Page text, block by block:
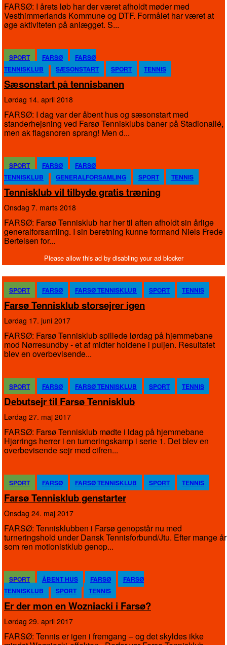
FARSØ: I årets løb har der været afholdt møder med
Vesthimmerlands Kommune og DTF. Formålet har været at
øge aktiviteten på anlægget. S...
SPORT FARSØ
FARSØ
TENNISKLUB
SÆSONSTART SPORT TENNIS
Sæsonstart på tennisbanen
lørdag 14. april 2018
FARSØ: I dag var der åbent hus og sæsonstart med
standerhejsning ved Farsø Tennisklubs baner på Stadionallé,
men ak flagsnoren sprang! Men d...
SPORT FARSØ
FARSØ
TENNISKLUB
GENERALFORSAMLING SPORT TENNIS
Tennisklub vil tilbyde gratis træning
onsdag 7. marts 2018
FARSØ: Farsø Tennisklub har her til aften afholdt sin årlige
generalforsamling. I sin beretning kunne formand Niels Frede
Bertelsen for...
SPORT FARSØ FARSØ TENNISKLUB SPORT TENNIS
Farsø Tennisklub storsejrer igen
lørdag 17. juni 2017
FARSØ: Farsø Tennisklub spillede lørdag på hjemmebane
mod Nørresundby - et af midter holdene i puljen. Resultatet
blev en overbevisende...
SPORT FARSØ FARSØ TENNISKLUB SPORT TENNIS
Debutsejr til Farsø Tennisklub
lørdag 27. maj 2017
FARSØ: Farsø Tennisklub mødte i ldag på hjemmebane
Hjørrings herrer i en turneringskamp i serie 1. Det blev en
overbevisende sejr med cifren...
SPORT FARSØ FARSØ TENNISKLUB SPORT TENNIS
Farsø Tennisklub genstarter
onsdag 24. maj 2017
FARSØ: Tennisklubben i Farsø genopstår nu med
turneringshold under Dansk Tennisforbund/Jtu. Efter mange år
som ren motionistklub genop...
SPORT ÅBENT HUS FARSØ
FARSØ
TENNISKLUB
SPORT TENNIS
Er der mon en Wozniacki i Farsø?
lørdag 29. april 2017
FARSØ: Tennis er igen i fremgang – og det skyldes ikke